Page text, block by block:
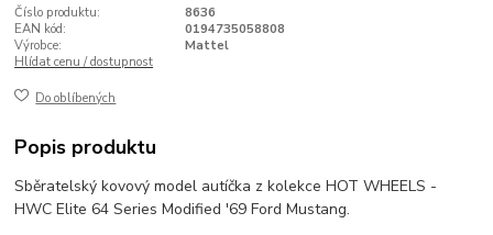
Číslo produktu:
8636
EAN kód:
0194735058808
Výrobce:
Mattel
Hlídat cenu / dostupnost
Do oblíbených
Popis produktu
Sběratelský kovový model autíčka z kolekce HOT WHEELS -
HWC Elite 64 Series Modified '69 Ford Mustang.